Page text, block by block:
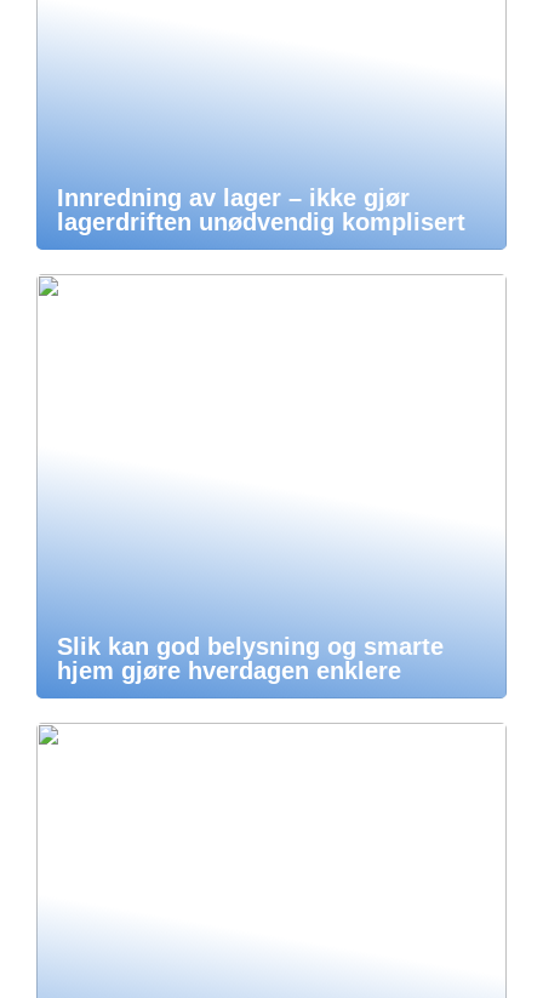
Innredning av lager – ikke gjør
lagerdriften unødvendig komplisert
Slik kan god belysning og smarte
hjem gjøre hverdagen enklere